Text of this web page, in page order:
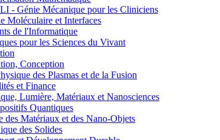
Génie Mécanique pour les Cliniciens
et Interfaces
de l'Informatique
pour les Sciences du Vivant
Conception
des Plasmas et de la Fusion
et Finance
Lumière, Matériaux et Nanosciences
Quantiques
Matériaux et des Nano-Objets
des Solides